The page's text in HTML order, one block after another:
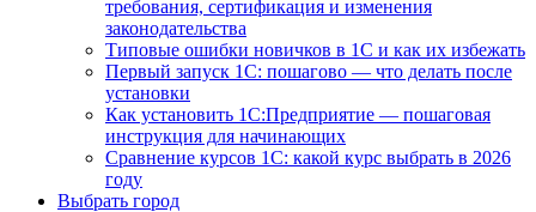
требования, сертификация и изменения
законодательства
Типовые ошибки новичков в 1С и как их избежать
Первый запуск 1С: пошагово — что делать после
установки
Как установить 1С:Предприятие — пошаговая
инструкция для начинающих
Сравнение курсов 1С: какой курс выбрать в 2026
году
Выбрать город